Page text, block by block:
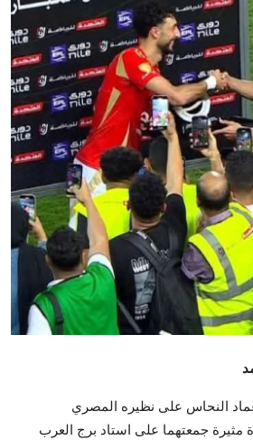
عماد النحاس على نظيره المصري
4/2 في مباراة مثيرة جمعتهما على استاد برج العرب